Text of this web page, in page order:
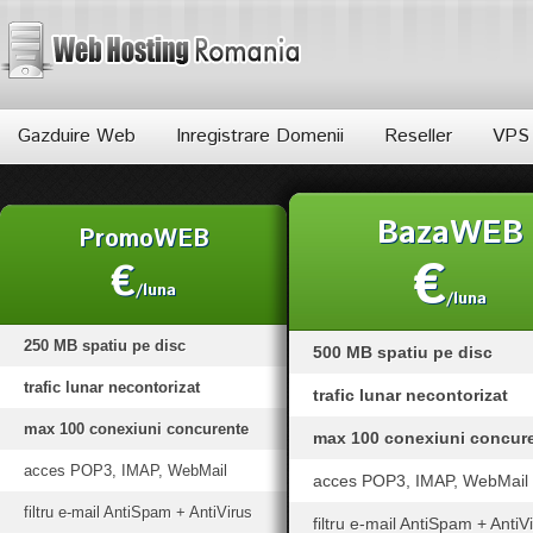
Gazduire Web Inregistrare Domenii Reseller VPS
PromoWEB
€/luna
250 MB spatiu pe disc
trafic lunar necontorizat
max 100 conexiuni concurente
acces POP3, IMAP, WebMail
filtru e-mail AntiSpam + AntiVirus
BazaWEB
€/luna
500 MB spatiu pe disc
trafic lunar necontorizat
max 100 conexiuni
acces POP3, IMAP, WebMail
filtru e-mail AntiSpam +